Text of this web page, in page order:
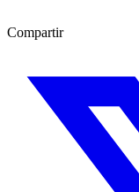
Compartir